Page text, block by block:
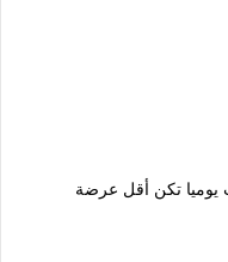
يشربن على الأقل 6 أكواب يوميا تكن أقل عرضة